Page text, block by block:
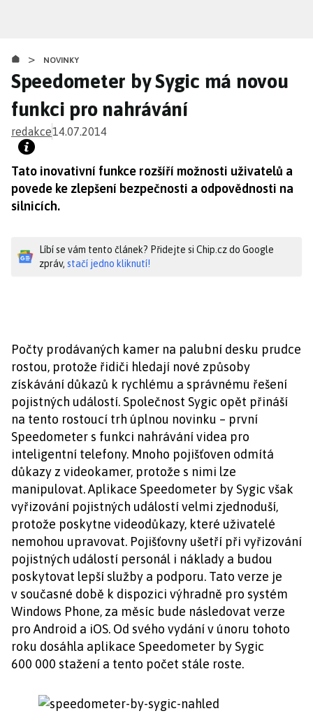
obsahu
> NOVINKY
Speedometer by Sygic má novou
funkci pro nahrávání
redakce14.07.2014
Tato inovativní funkce rozšíří možnosti uživatelů a
povede ke zlepšení bezpečnosti a odpovědnosti na
silnicích.
Líbí se vám tento článek? Přidejte si Chip.cz do Google
zpráv, stačí jedno kliknutí!
Počty prodávaných kamer na palubní desku prudce
rostou, protože řidiči hledají nové způsoby
získávání důkazů k rychlému a správnému řešení
pojistných událostí. Společnost Sygic opět přináší
na tento rostoucí trh úplnou novinku – první
Speedometer s funkci nahrávání videa pro
inteligentní telefony. Mnoho pojišťoven odmítá
důkazy z videokamer, protože s nimi lze
manipulovat. Aplikace Speedometer by Sygic však
vyřizování pojistných událostí velmi zjednoduší,
protože poskytne videodůkazy, které uživatelé
nemohou upravovat. Pojišťovny ušetří při vyřizování
pojistných událostí personál i náklady a budou
poskytovat lepší služby a podporu. Tato verze je
v současné době k dispozici výhradně pro systém
Windows Phone, za měsíc bude následovat verze
pro Android a iOS. Od svého vydání v únoru tohoto
roku dosáhla aplikace Speedometer by Sygic
600 000 stažení a tento počet stále roste.